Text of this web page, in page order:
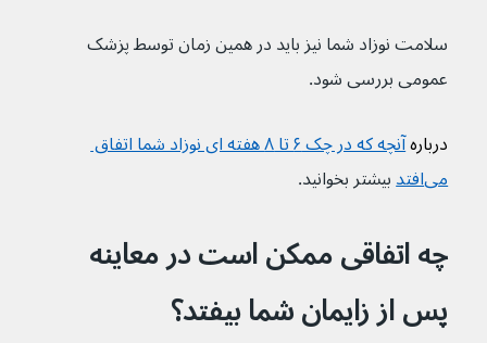
سلامت نوزاد شما نیز باید در همین زمان توسط پزشک
عمومی بررسی شود.
درباره
آنچه که در چک ۶ تا ۸ هفته ای نوزاد شما اتفاق
می‌افتد
بیشتر بخوانید.
چه اتفاقی ممکن است در معاینه
پس از زایمان شما بیفتد؟